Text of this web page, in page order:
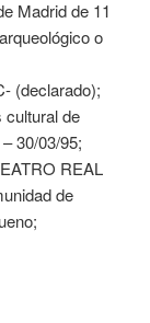
Madrid de 11
o
(declarado);
cultural de
30/03/95;
REAL
de